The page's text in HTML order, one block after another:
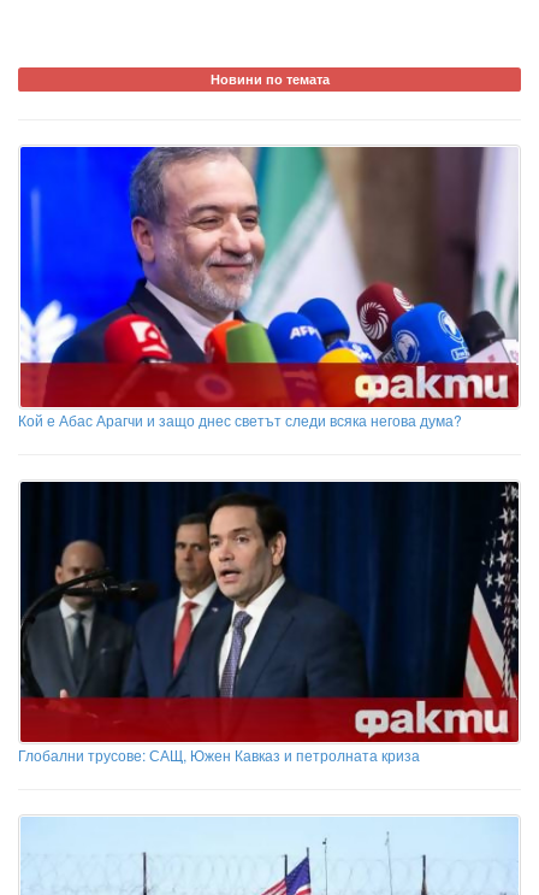
Новини по темата
Кой е Абас Арагчи и защо днес светът следи всяка негова дума?
Глобални трусове: САЩ, Южен Кавказ и петролната криза